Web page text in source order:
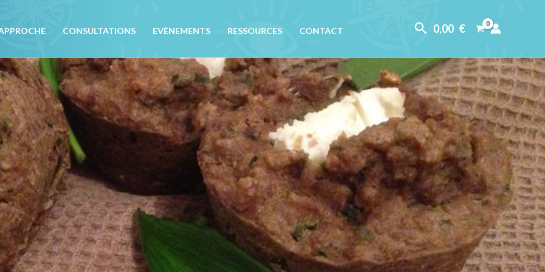
CONSULTATIONS EVÈNEMENTS RESSOURCES CONTACT Rechercher
0,00 €